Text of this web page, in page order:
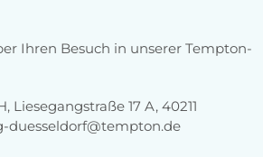
Ihren Besuch in unserer Tempton-
17 A, 40211
duesseldorf@tempton.de